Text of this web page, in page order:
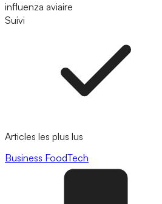
influenza aviaire
Suivi
Articles les plus lus
Business FoodTech